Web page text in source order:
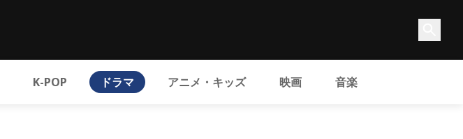
K-POP ドラマ アニメ・キッズ 映画 音楽